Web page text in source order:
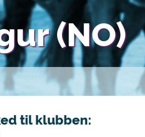
(NO)
til klubben: